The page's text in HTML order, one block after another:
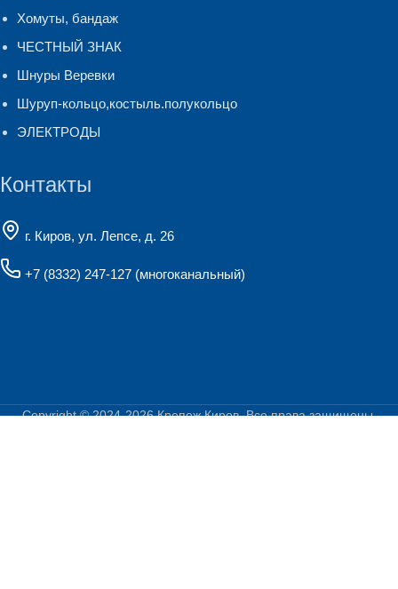
Хомуты, бандаж
ЧЕСТНЫЙ ЗНАК
Шнуры Веревки
Шуруп-кольцо,костыль.полукольцо
ЭЛЕКТРОДЫ
Контакты
г. Киров, ул. Лепсе, д. 26
+7 (8332) 247-127 (многоканальный)
Copyright © 2024-2026Крепеж Киров. Все права защищены.